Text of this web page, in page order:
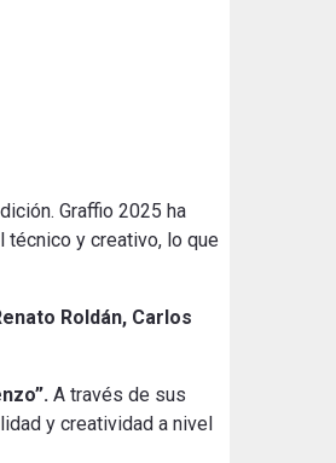
Graffio 2025 ha
técnico y creativo, lo que
Roldán, Carlos
A través de sus
y creatividad a nivel